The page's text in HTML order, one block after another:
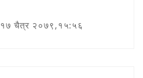
१७ चैत्र २०७९,१५:५६